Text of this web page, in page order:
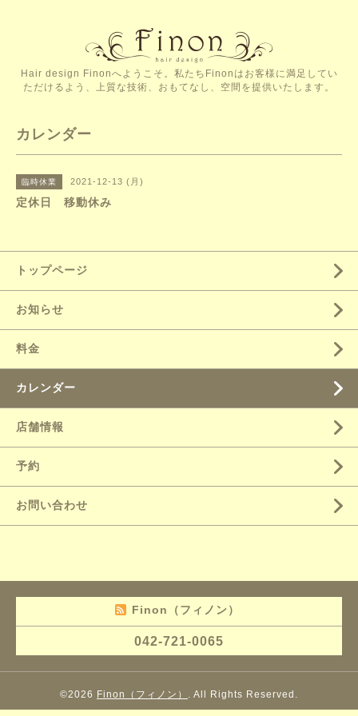
Hair design Finonへようこそ。私たちFinonはお客様に満足してい
ただけるよう、上質な技術、おもてなし、空間を提供いたします。
カレンダー
臨時休業 2021-12-13 (月)
定休日 移動休み
トップページ
お知らせ
料金
カレンダー
店舗情報
予約
お問い合わせ
Finon（フィノン）
042-721-0065
©2026 Finon（フィノン） . All Rights Reserved.